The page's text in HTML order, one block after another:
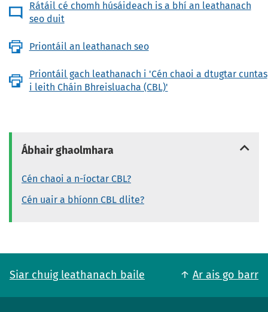
Rátáil cé chomh húsáideach is a bhí an leathanach
seo duit
Priontáil an leathanach seo
Priontáil gach leathanach i 'Cén chaoi a dtugtar cuntas
i leith Cháin Bhreisluacha (CBL)'
Ábhair ghaolmhara
Cén chaoi a n-íoctar CBL?
Cén uair a bhíonn CBL dlite?
Siar chuig leathanach baile Ar ais go barr